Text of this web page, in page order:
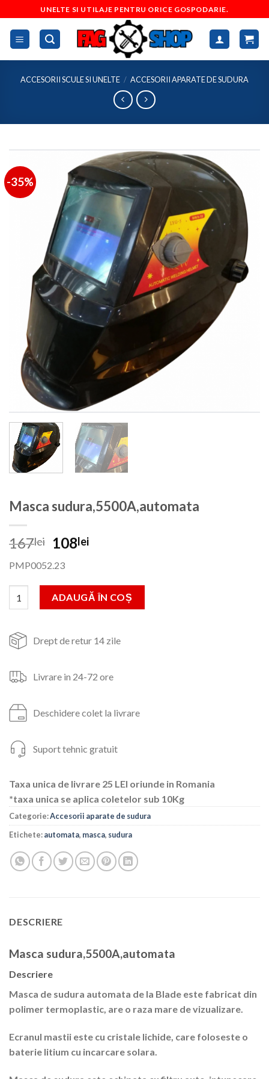
to
content
UNELTE SI UTILAJE PENTRU ORICE GOSPODARIE.
ACCESORII SCULE SI UNELTE / ACCESORII APARATE DE SUDURA
-35%
Masca sudura,5500A,automata
167lei
Prețul
a
fost:
167lei.
108leiPrețul
108lei.
PMP0052.23
Cantitate Masca sudura,5500A,automata
ADAUGĂ ÎN COȘ
Drept de retur 14 zile
Livrare in 24-72 ore
Deschidere colet la livrare
Suport tehnic gratuit
Taxa unica de livrare 25 LEI oriunde in Romania
*taxa unica se aplica coletelor sub 10Kg
Categorie:Accesorii aparate de sudura
Etichete:automata, masca, sudura
DESCRIERE
Masca sudura,5500A,automata
Descriere
Masca de sudura automata de la Blade este fabricat din
polimer termoplastic, are o raza mare de vizualizare.
Ecranul mastii este cu cristale lichide, care foloseste o
baterie litium cu incarcare solara.